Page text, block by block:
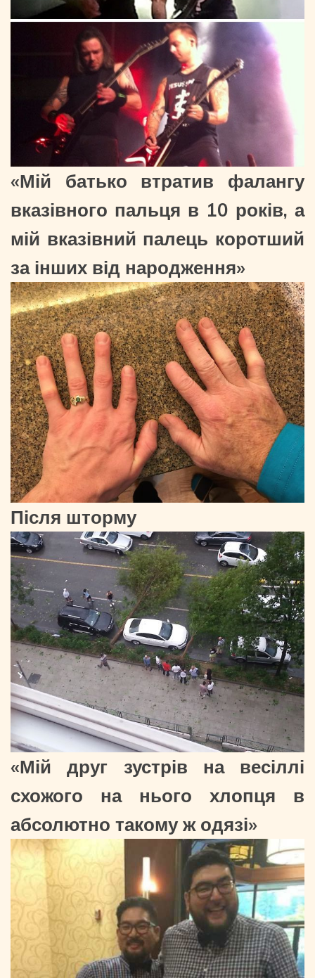
«Мій батько втратив фалангу
вказівного пальця в 10 років, а
мій вказівний палець коротший
за інших від народження»
Після шторму
«Мій друг зустрів на весіллі
схожого на нього хлопця в
абсолютно такому ж одязі»